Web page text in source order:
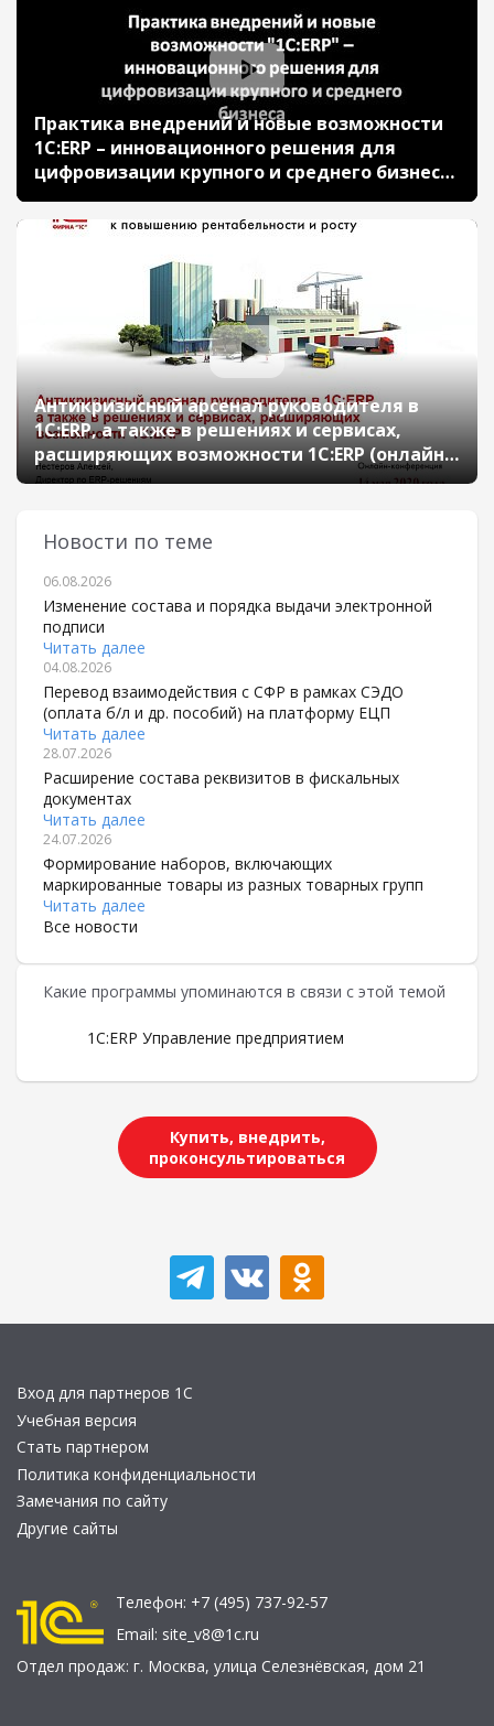
Практика внедрений и новые возможности
1C:ERP – инновационного решения для
цифровизации крупного и среднего бизнеса
(онлайн-конференция "1С:ERP в облаках" 14
мая 2020 г., Кислов Алексей, "1С")
Антикризисный арсенал руководителя в
1С:ERP, а также в решениях и сервисах,
расширяющих возможности 1С:ERP (онлайн-
конференция "1С:ERP в облаках" 14 мая 2020
Какие программы упоминаются в связи с этой темой
1С:ERP Управление предприятием
Новости по теме
06.08.2026
Изменение состава и порядка выдачи электронной
подписи
Читать далее
04.08.2026
Перевод взаимодействия с СФР в рамках СЭДО
(оплата б/л и др. пособий) на платформу ЕЦП
Читать далее
28.07.2026
Расширение состава реквизитов в фискальных
документах
Читать далее
24.07.2026
Формирование наборов, включающих
маркированные товары из разных товарных групп
Читать далее
Все новости
Купить, внедрить,
проконсультироваться
Вход для партнеров 1С
Учебная версия
Стать партнером
Политика конфиденциальности
Замечания по сайту
Другие сайты
Телефон: +7 (495) 737-92-57
Email: site_v8@1c.ru
Отдел продаж: г. Москва, улица Селезнёвская, дом 21